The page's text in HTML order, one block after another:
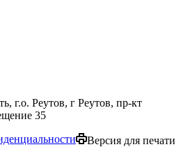
г.о. Реутов, г Реутов, пр-кт
35
Версия для печати